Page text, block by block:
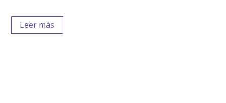
Leer más